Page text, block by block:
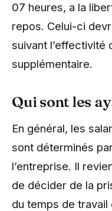
07 heures, a la
repos. Celui-ci
suivant l’effectivité
supplémentaire.
Qui sont les
En général, les
sont déterminés
l’entreprise. Il
de décider de la
du temps de